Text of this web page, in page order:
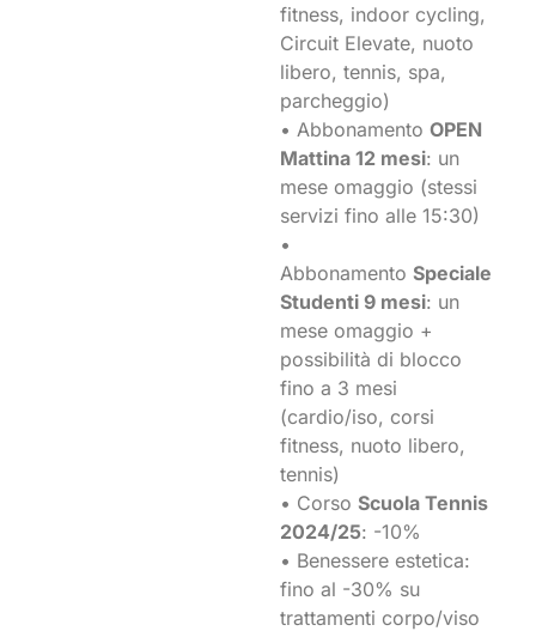
fitness, indoor cycling,
Circuit Elevate, nuoto
libero, tennis, spa,
parcheggio)
• Abbonamento OPEN
Mattina 12 mesi: un
mese omaggio (stessi
servizi fino alle 15:30)
•
Abbonamento Speciale
Studenti 9 mesi: un
mese omaggio +
possibilità di blocco
fino a 3 mesi
(cardio/iso, corsi
fitness, nuoto libero,
tennis)
• Corso Scuola Tennis
2024/25: -10%
• Benessere estetica:
fino al -30% su
trattamenti corpo/viso